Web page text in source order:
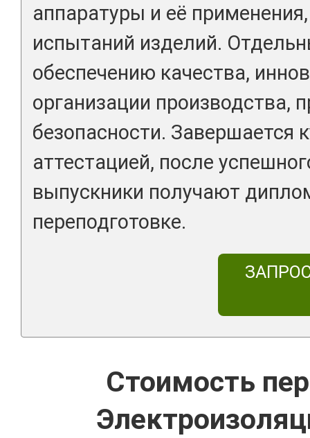
аппаратуры и её
испытаний изделий.
обеспечению качества,
организации производства,
безопасности. Завершается
аттестацией, после
выпускники получают
переподготовке.
Стоимость